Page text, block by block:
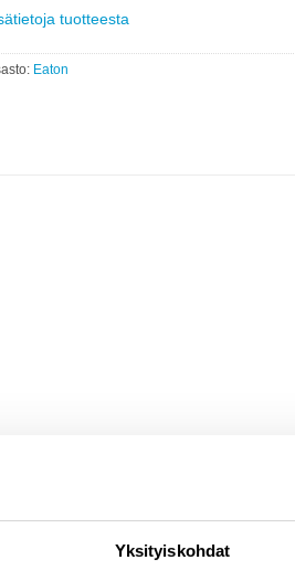
Yksityiskohdat
tuotteesta
Eaton